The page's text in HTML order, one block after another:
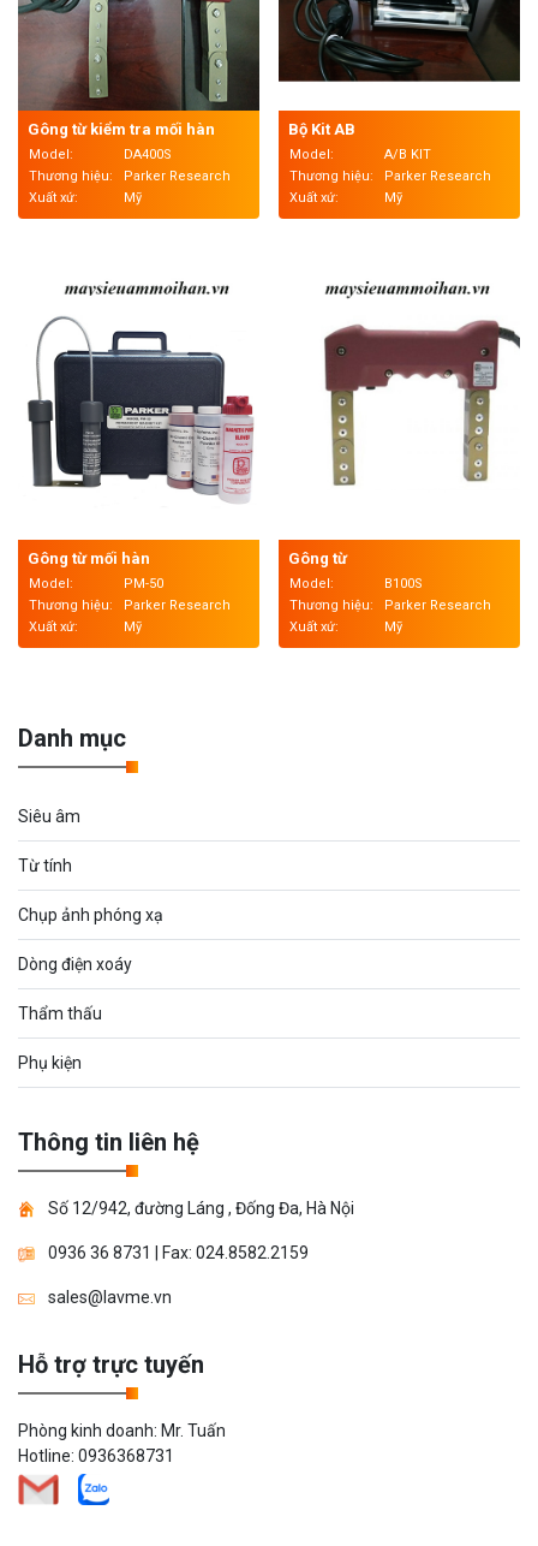
Gông từ kiểm tra mối hàn
Model:
DA400S
Thương hiệu:
Parker Research
Xuất xứ:
Mỹ
Bộ Kit AB
Model:
A/B KIT
Thương hiệu:
Parker Research
Xuất xứ:
Mỹ
Gông từ mối hàn
Model:
PM-50
Thương hiệu:
Parker Research
Xuất xứ:
Mỹ
Gông từ
Model:
B100S
Thương hiệu:
Parker Research
Xuất xứ:
Mỹ
Danh mục
Siêu âm
Từ tính
Chụp ảnh phóng xạ
Dòng điện xoáy
Thẩm thấu
Phụ kiện
Thông tin liên hệ
Số 12/942, đường Láng , Đống Đa, Hà Nội
0936 36 8731 | Fax: 024.8582.2159
sales@lavme.vn
Hỗ trợ trực tuyến
Phòng kinh doanh: Mr. Tuấn
Hotline: 0936368731